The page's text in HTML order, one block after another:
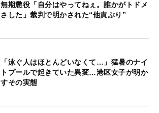
無期懲役「自分はやってねぇ。誰かがトドメ
さした」裁判で明かされた“他責ぶり”
「泳ぐ人はほとんどいなくて…」猛暑のナイ
トプールで起きていた異変…港区女子が明か
すその実態